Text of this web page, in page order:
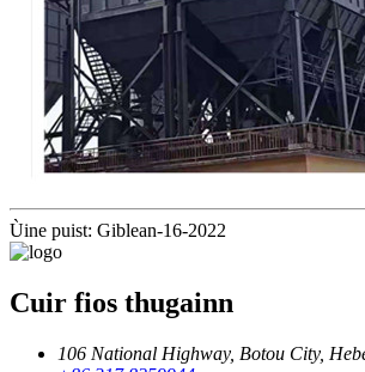
Ùine puist: Giblean-16-2022
Cuir fios thugainn
106 National Highway, Botou City,